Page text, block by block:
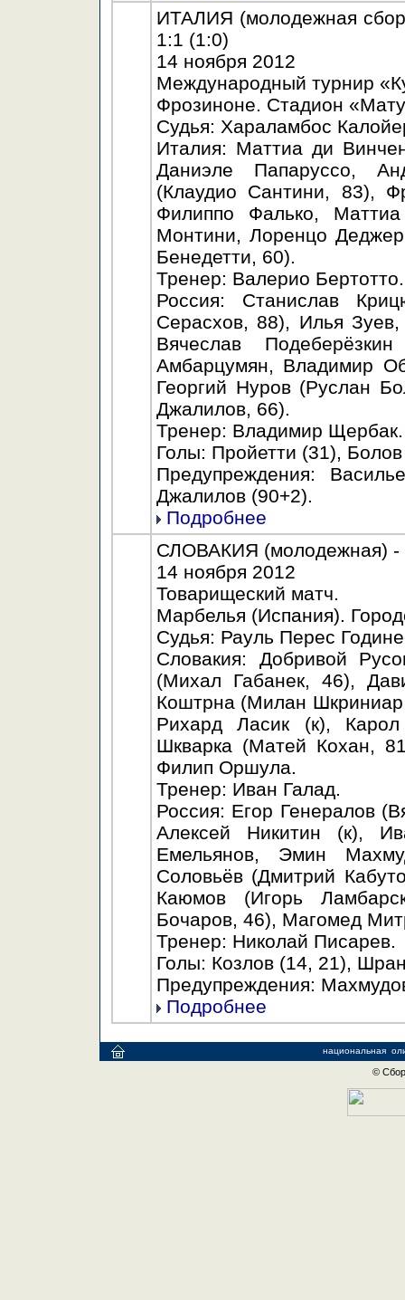
ИТАЛИЯ (молодежная
1:1 (1:0)
14 ноября 2012
Международный турнир
Фрозиноне. Стадион
Судья: Хараламбос
Италия: Маттиа ди
Даниэле Папаруссо,
(Клаудио Сантини, 83),
Филиппо Фалько,
Монтини, Лоренцо
Бенедетти, 60).
Тренер: Валерио Бертотто.
Россия: Станислав
Серасхов, 88), Илья
Вячеслав
Амбарцумян, Владимир
Георгий Нуров (Руслан
Джалилов, 66).
Тренер: Владимир Щербак.
Голы: Пройетти (31),
Предупреждения:
Джалилов (90+2).
Подробнее
СЛОВАКИЯ (молодежная)
14 ноября 2012
Товарищеский матч.
Марбелья (Испания).
Судья: Рауль Перес
Словакия: Добривой
(Михал Габанек, 46),
Коштрна (Милан
Рихард Ласик (к),
Шкварка (Матей Кохан,
Филип Оршула.
Тренер: Иван Галад.
Россия: Егор Генералов
Алексей Никитин (к),
Емельянов, Эмин
Соловьёв (Дмитрий
Каюмов (Игорь
Бочаров, 46), Магомед
Тренер: Николай Писарев.
Голы: Козлов (14, 21),
Предупреждения:
Подробнее
национальная
©